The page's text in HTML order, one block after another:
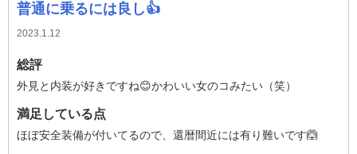
普通に乗るには良し👍
2023.1.12
総評
外見と内装が好きですね😊かわいい女のコみたい（笑）
満足している点
ほぼ安全装備が付いてるので、還暦間近には有り難いです🙆